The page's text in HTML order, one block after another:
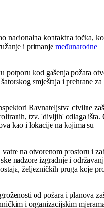
nacionalna kontaktna točka,
i primanje međunarodne
potporu kod gašenja požara
smještaja i prehrane za
Ravnateljstva civilne
tzv. 'divljih' odlagališta.
kao i lokacije na kojima su
na otvorenom prostoru i
nadzore izgradnje i
željezničkih pruga koje
od požara i planova
i organizacijskim